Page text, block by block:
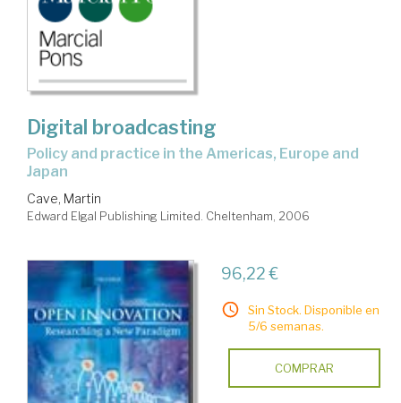
Digital broadcasting
policy and practice in the Americas, Europe and
Japan
Cave, Martin
Edward Elgal Publishing Limited. Cheltenham, 2006
96,22 €
Sin Stock. Disponible en
5/6 semanas.
COMPRAR